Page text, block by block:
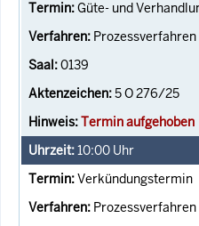
Güte- und
Prozessverfahren
0139
5 O 276/25
Termin aufgehoben
10:00 Uhr
Verkündungstermin
Prozessverfahren